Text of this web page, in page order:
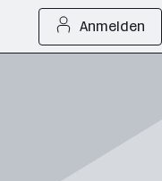
Anmelden